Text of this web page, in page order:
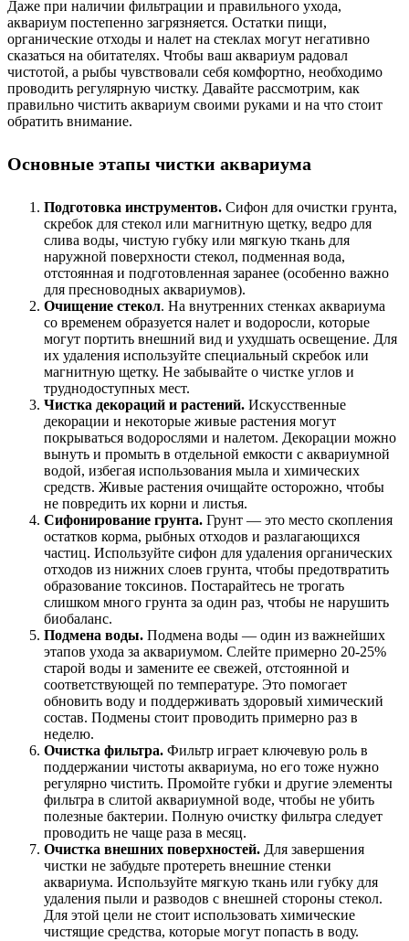
Даже при наличии фильтрации и правильного ухода,
аквариум постепенно загрязняется. Остатки пищи,
органические отходы и налет на стеклах могут негативно
сказаться на обитателях. Чтобы ваш аквариум радовал
чистотой, а рыбы чувствовали себя комфортно, необходимо
проводить регулярную чистку. Давайте рассмотрим, как
правильно чистить аквариум своими руками и на что стоит
обратить внимание.
Основные этапы чистки аквариума
Подготовка инструментов. Сифон для очистки грунта,
скребок для стекол или магнитную щетку, ведро для
слива воды, чистую губку или мягкую ткань для
наружной поверхности стекол, подменная вода,
отстоянная и подготовленная заранее (особенно важно
для пресноводных аквариумов).
Очищение стекол. На внутренних стенках аквариума
со временем образуется налет и водоросли, которые
могут портить внешний вид и ухудшать освещение. Для
их удаления используйте специальный скребок или
магнитную щетку. Не забывайте о чистке углов и
труднодоступных мест.
Чистка декораций и растений. Искусственные
декорации и некоторые живые растения могут
покрываться водорослями и налетом. Декорации можно
вынуть и промыть в отдельной емкости с аквариумной
водой, избегая использования мыла и химических
средств. Живые растения очищайте осторожно, чтобы
не повредить их корни и листья.
Сифонирование грунта. Грунт — это место скопления
остатков корма, рыбных отходов и разлагающихся
частиц. Используйте сифон для удаления органических
отходов из нижних слоев грунта, чтобы предотвратить
образование токсинов. Постарайтесь не трогать
слишком много грунта за один раз, чтобы не нарушить
биобаланс.
Подмена воды. Подмена воды — один из важнейших
этапов ухода за аквариумом. Слейте примерно 20-25%
старой воды и замените ее свежей, отстоянной и
соответствующей по температуре. Это помогает
обновить воду и поддерживать здоровый химический
состав. Подмены стоит проводить примерно раз в
неделю.
Очистка фильтра. Фильтр играет ключевую роль в
поддержании чистоты аквариума, но его тоже нужно
регулярно чистить. Промойте губки и другие элементы
фильтра в слитой аквариумной воде, чтобы не убить
полезные бактерии. Полную очистку фильтра следует
проводить не чаще раза в месяц.
Очистка внешних поверхностей. Для завершения
чистки не забудьте протереть внешние стенки
аквариума. Используйте мягкую ткань или губку для
удаления пыли и разводов с внешней стороны стекол.
Для этой цели не стоит использовать химические
чистящие средства, которые могут попасть в воду.